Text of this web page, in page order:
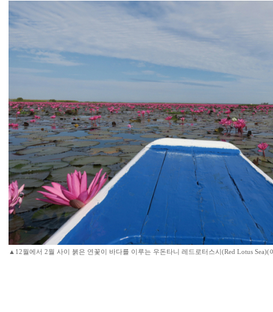
▲12월에서 2월 사이 붉은 연꽃이 바다를 이루는 우돈타니 레드로터스시(Red Lotus Sea)(